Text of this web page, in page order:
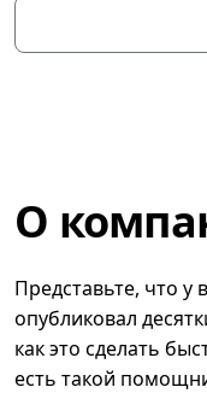
О
Представьте, что
опубликовал
как это сделать
есть такой